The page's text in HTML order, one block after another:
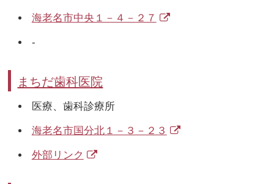
海老名市中央１－４－２７
-
まちだ歯科医院
医療、歯科診療所
海老名市国分北１－３－２３
外部リンク